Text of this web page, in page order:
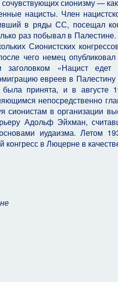
сионизму —
нацисты. Член
в ряды СС, посещал
раз побывал в
Сионистских
чего немец
«Нацист едет
евреев в Палестину
принята, и в августе
непосредственно
сионистам в организации
Адольф Эйхман,
иудаизма. Летом
в Люцерне в